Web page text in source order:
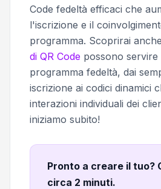
Code fedeltà efficaci che
l'iscrizione e il
programma. Scoprirai
di QR Code possono
programma fedeltà, dai
iscrizione ai codici dinamici
interazioni individuali dei
iniziamo subito!
Pronto a creare il tuo?
circa 2 minuti.